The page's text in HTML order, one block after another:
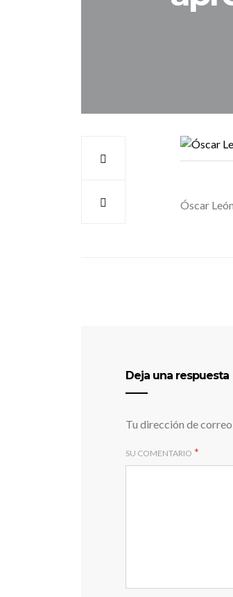
Óscar
Deja una respuesta
Tu dirección de
SU COMENTARIO *